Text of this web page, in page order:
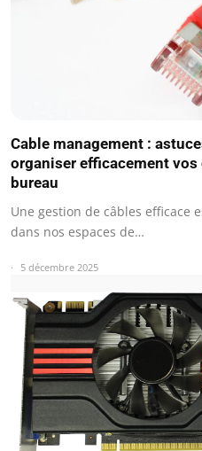
Cable management :
organiser efficacement vos
bureau
Une gestion de câbles efficace
dans nos espaces de…
5 décembre 2025